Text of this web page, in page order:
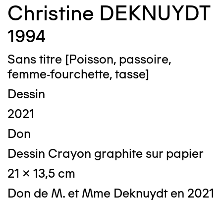
Christine DEKNUYDT
1994
Sans titre [Poisson, passoire,
femme-fourchette, tasse]
Dessin
2021
Don
Dessin Crayon graphite sur papier
21 x 13,5 cm
Don de M. et Mme Deknuydt en 2021